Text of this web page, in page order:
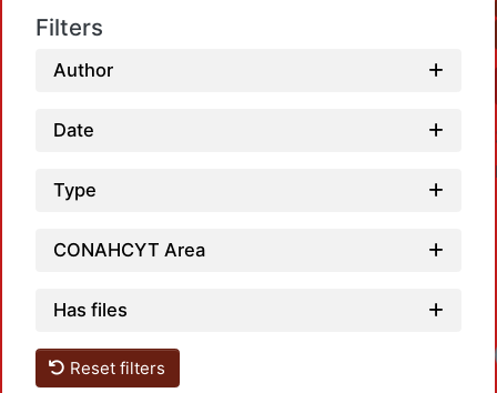
Filters
Author
Date
Type
CONAHCYT Area
Has files
Reset filters